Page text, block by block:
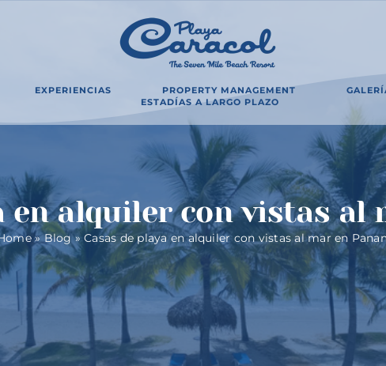
EXPERIENCIAS PROPERTY MANAGEMENT
ESTADÍAS A LARGO PLAZO
en alquiler con vistas al
»Blog»Casas de playa en alquiler con vistas al mar en